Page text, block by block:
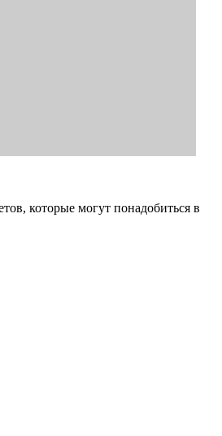
которые могут понадобиться в